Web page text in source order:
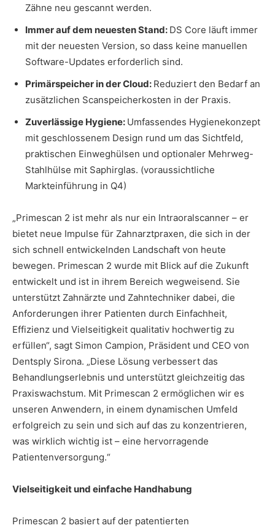
Zähne neu gescannt werden.
Immer auf dem neuesten Stand: DS Core läuft immer
mit der neuesten Version, so dass keine manuellen
Software-Updates erforderlich sind.
Primärspeicher in der Cloud: Reduziert den Bedarf an
zusätzlichen Scanspeicherkosten in der Praxis.
Zuverlässige Hygiene: Umfassendes Hygienekonzept
mit geschlossenem Design rund um das Sichtfeld,
praktischen Einweghülsen und optionaler Mehrweg-
Stahlhülse mit Saphirglas. (voraussichtliche
Markteinführung in Q4)
„Primescan 2 ist mehr als nur ein Intraoralscanner – er
bietet neue Impulse für Zahnarztpraxen, die sich in der
sich schnell entwickelnden Landschaft von heute
bewegen. Primescan 2 wurde mit Blick auf die Zukunft
entwickelt und ist in ihrem Bereich wegweisend. Sie
unterstützt Zahnärzte und Zahntechniker dabei, die
Anforderungen ihrer Patienten durch Einfachheit,
Effizienz und Vielseitigkeit qualitativ hochwertig zu
erfüllen“, sagt Simon Campion, Präsident und CEO von
Dentsply Sirona. „Diese Lösung verbessert das
Behandlungserlebnis und unterstützt gleichzeitig das
Praxiswachstum. Mit Primescan 2 ermöglichen wir es
unseren Anwendern, in einem dynamischen Umfeld
erfolgreich zu sein und sich auf das zu konzentrieren,
was wirklich wichtig ist – eine hervorragende
Patientenversorgung.“
Vielseitigkeit und einfache Handhabung
Primescan 2 basiert auf der patentierten